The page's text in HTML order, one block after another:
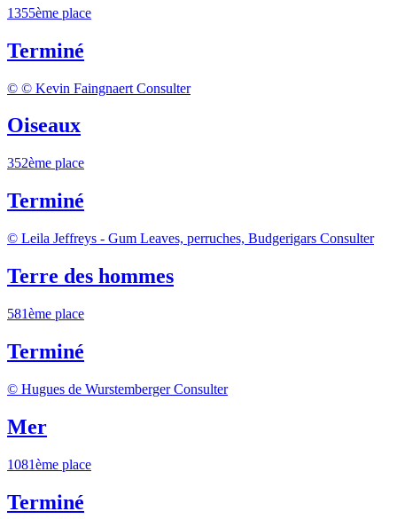
1355ème place
Terminé
© © Kevin Faingnaert Consulter
Oiseaux
352ème place
Terminé
© Leila Jeffreys - Gum Leaves, perruches, Budgerigars Consulter
Terre des hommes
581ème place
Terminé
© Hugues de Wurstemberger Consulter
Mer
1081ème place
Terminé